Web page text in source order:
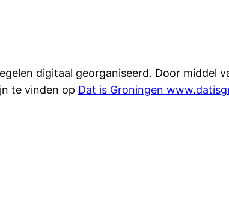
digitaal georganiseerd. Door middel
te vinden op Dat is Groningen